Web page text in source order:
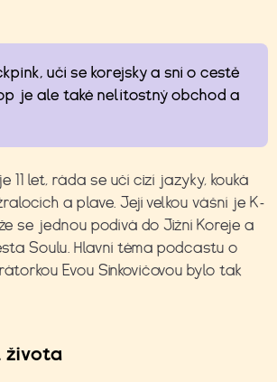
učí se korejsky a sní o cestě
je ale také nelítostný obchod a
11 let, ráda se učí cizí jazyky, kouká
a plave. Její velkou vášní je K-
se jednou podívá do Jižní Koreje a
Soulu. Hlavní téma podcastu o
Evou Sinkovičovou bylo tak
života